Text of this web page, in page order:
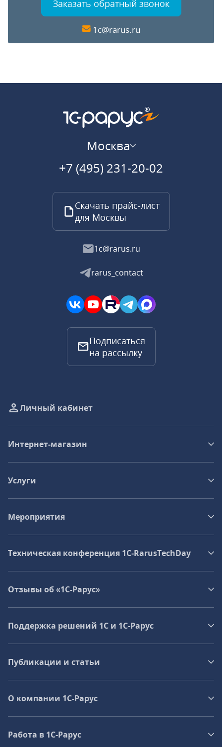
Заказать обратный звонок
1c@rarus.ru
Москва
+7 (495) 231-20-02
Скачать прайс-лист
для Москвы
1c@rarus.ru
rarus_contact
Подписаться
на рассылку
Личный кабинет
Интернет-магазин
Услуги
Мероприятия
Техническая конференция 1C‑RarusTechDay
Отзывы об «1С-Рарус»
Поддержка решений 1С и 1С‑Рарус
Публикации и статьи
О компании 1C-Рарус
Работа в 1С‑Рарус